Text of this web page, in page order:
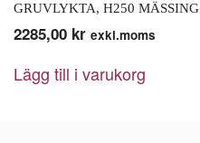
GRUVLYKTA, H250 MÄSSING
2285,00 kr exkl.moms
Lägg till i varukorg